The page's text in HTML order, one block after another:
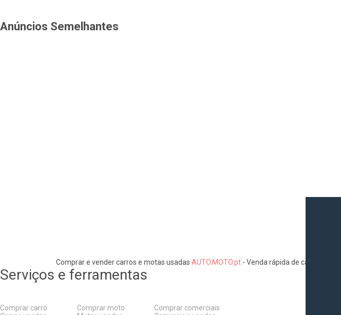
Anúncios Semelhantes
Comprar e vender carros e motas usadas AUTO.MOTO.pt- Venda rápida de carros,
Serviços e ferramentas
Comprar carro
Comprar moto
Comprar comerciais